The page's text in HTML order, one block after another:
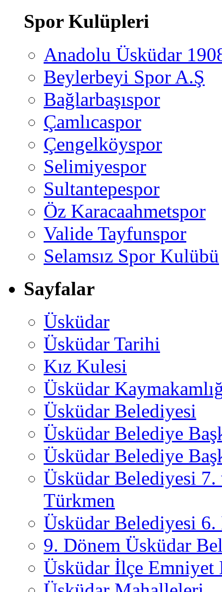
Spor Kulüpleri
Anadolu Üsküdar
Beylerbeyi Spor A.Ş
Bağlarbaşıspor
Çamlıcaspor
Çengelköyspor
Selimiyespor
Sultantepespor
Öz Karacaahmetspor
Valide Tayfunspor
Selamsız Spor Kulübü
Sayfalar
Üsküdar
Üsküdar Tarihi
Kız Kulesi
Üsküdar
Üsküdar Belediyesi
Üsküdar Belediye
Üsküdar Belediye
Üsküdar Belediyesi
Türkmen
Üsküdar Belediyesi 6.
9. Dönem Üsküdar
Üsküdar İlçe